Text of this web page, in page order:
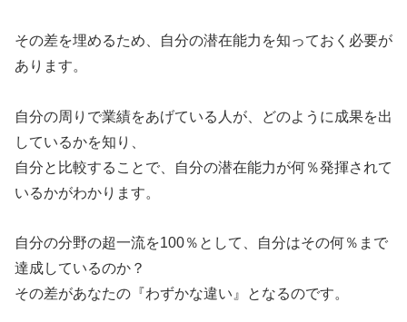
その差を埋めるため、自分の潜在能力を知っておく必要が
あります。
自分の周りで業績をあげている人が、どのように成果を出
しているかを知り、
自分と比較することで、自分の潜在能力が何％発揮されて
いるかがわかります。
自分の分野の超一流を100％として、自分はその何％まで
達成しているのか？
その差があなたの『わずかな違い』となるのです。